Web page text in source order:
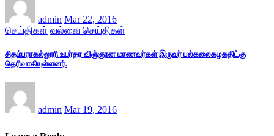
admin Mar 22, 2016
செய்திகள் வல்வை செய்திகள்
சிதம்பராகல்லூரி உயர்தர விஞ்ஞான மாணவர்கள் இருவர் பல்கலைகழகதிட்கு
தெரிவாகியுள்ளனர்.
admin Mar 19, 2016